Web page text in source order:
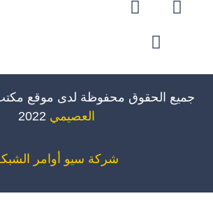
الحقوق محفوظة لدى موقع مكتب
العصيمي2022
شركة سيو أوامر الشبكة